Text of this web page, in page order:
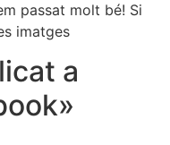
passat molt bé! Si
imatges
a